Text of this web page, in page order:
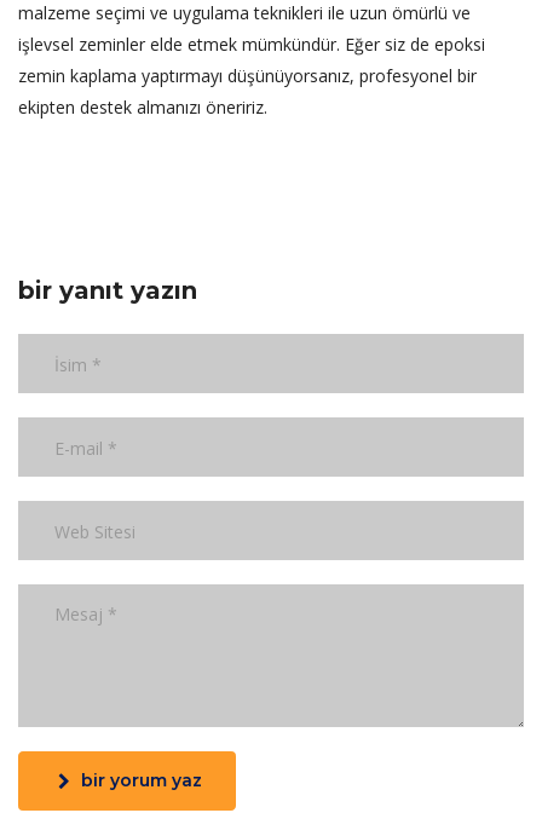
malzeme seçimi ve uygulama teknikleri ile uzun ömürlü ve
işlevsel zeminler elde etmek mümkündür. Eğer siz de epoksi
zemin kaplama yaptırmayı düşünüyorsanız, profesyonel bir
ekipten destek almanızı öneririz.
bir yanıt yazın
bir yorum yaz